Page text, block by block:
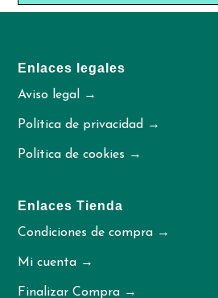
Enlaces legales
Aviso legal →
Política de privacidad →
Política de cookies →
Enlaces Tienda
Condiciones de compra →
Mi cuenta →
Finalizar Compra →